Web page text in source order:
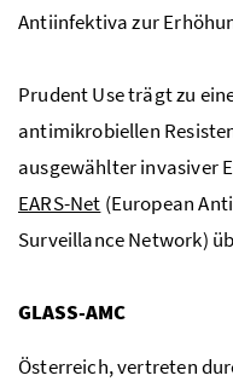
Antiinfektiva zur
Prudent Useträgt zu
antimikrobiellen
ausgewählter invasiver
EARS-Net (European
Surveillance Network)
GLASS-AMC
Österreich, vertreten